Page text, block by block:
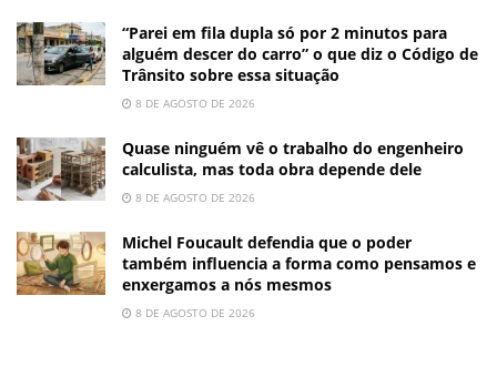
“Parei em fila dupla só por 2 minutos para
alguém descer do carro” o que diz o Código de
Trânsito sobre essa situação
8 DE AGOSTO DE 2026
Quase ninguém vê o trabalho do engenheiro
calculista, mas toda obra depende dele
8 DE AGOSTO DE 2026
Michel Foucault defendia que o poder
também influencia a forma como pensamos e
enxergamos a nós mesmos
8 DE AGOSTO DE 2026